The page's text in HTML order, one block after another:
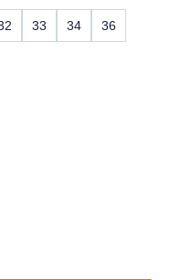
33 34 36
de gewenste